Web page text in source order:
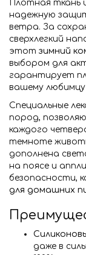
Плотная ткань
надежную
ветра. За
сверхлегкий
этот зимний
выбором для
гарантирует
вашему
Специальные
пород,
каждого
темноте
дополнена
на поясе и
безопасности,
для домашних
даже в